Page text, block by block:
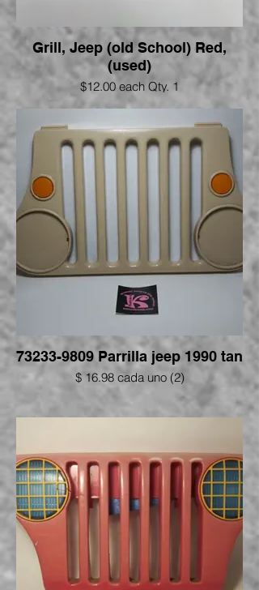
Grill, Jeep (old School) Red,
(used)
$12.00 each Qty. 1
73233-9809 Parrilla jeep 1990 tan
$ 16.98 cada uno (2)